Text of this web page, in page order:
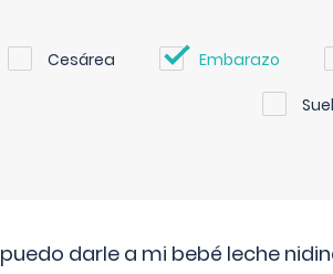
Cesárea Embarazo
puedo darle a mi bebé leche